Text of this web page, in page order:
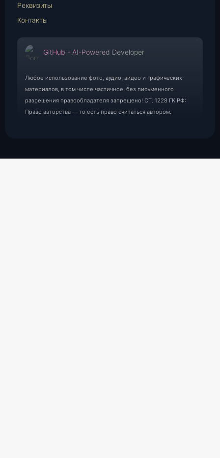
Реквизиты
Контакты
GitHub - AI-Powered Developer
Любое использование фото, аудио, видео и графических
материалов, в том числе частичное, без письменного
разрешения правообладателя запрещено! СТ. 1228 ГК РФ:
Право авторства — то есть право считаться автором.